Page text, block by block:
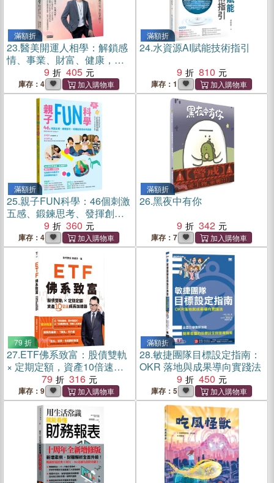
滿額折
23.醫美開運人相學：解鎖感
情、事業、財富、健康，開
啟好命人生
9 405
庫存：4
滿額折
24.水資源AI賦能技術指引
9
810
庫存：1
滿額折
25.親子FUN科學：46個刺激
五感、鍛鍊思考、發揮創意
的科學遊戲（隨書附贈浮球
大冒險紙卡）【長銷慶功
版】
9 360
庫存：4
滿額折
26.黑夜中有你
9
342
庫存：7
79 折
27.ETF佛系致富：股債雙軌
× 定期定額，資產10倍速成
長加速器79 316
庫存：9
滿額折
28.敏捷團隊目標設定指南：
OKR 落地與成果導向實踐法
9
450
庫存：5